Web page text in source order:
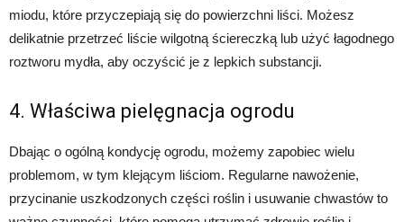
miodu, które przyczepiają się do powierzchni liści. Możesz
delikatnie przetrzeć liście wilgotną ściereczką lub użyć łagodnego
roztworu mydła, aby oczyścić je z lepkich substancji.
4. Właściwa pielęgnacja ogrodu
Dbając o ogólną kondycję ogrodu, możemy zapobiec wielu
problemom, w tym klejącym liściom. Regularne nawożenie,
przycinanie uszkodzonych części roślin i usuwanie chwastów to